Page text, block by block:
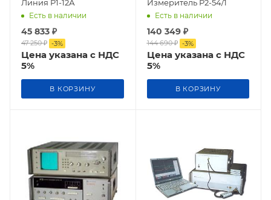
Линия Р1-12А
Есть в наличии
45 833 ₽
47 250₽ -3%
Цена указана с НДС
5%
В КОРЗИНУ
Измеритель Р2-54/1
Есть в наличии
140 349₽
144 690₽ -3%
Цена указана с НДС
5%
В КОРЗИНУ